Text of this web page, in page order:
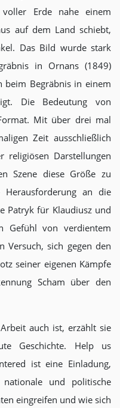
Erde nahe einem
auf dem Land schiebt,
Das Bild wurde stark
in Ornans (1849)
beim Begräbnis in einem
Die Bedeutung von
Mit über drei mal
Zeit ausschließlich
religiösen Darstellungen
Szene diese Größe zu
an die
Patryk für Klaudiusz und
Gefühl von verdientem
Versuch, sich gegen den
seiner eigenen Kämpfe
Scham über den
auch ist, erzählt sie
Geschichte. Help us
ist eine Einladung,
und politische
eingreifen und wie sich